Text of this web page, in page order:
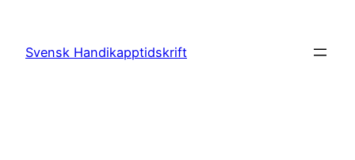
innehåll
Svensk Handikapptidskrift